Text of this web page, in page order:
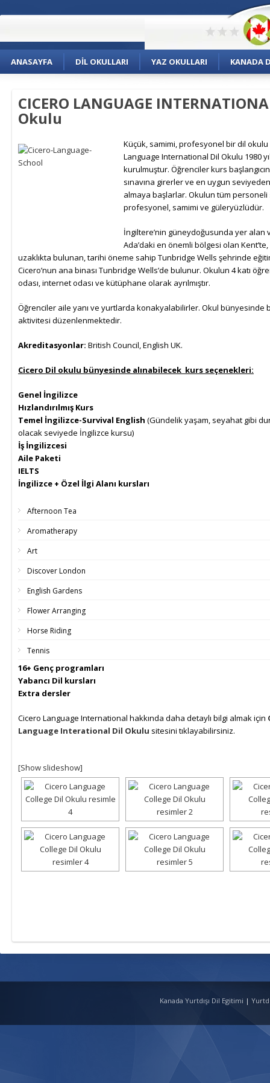
ANASAYFA DIL OKULLARI YAZ OKULLARI KANADA
CICERO LANGUAGE
Okulu
Küçük, samimi, profesyonel bir dil okulu
Language International Dil Okulu 1980
kurulmuştur. Öğrenciler kurs
sınavına girerler ve en uygun
almaya başlarlar. Okulun tüm
profesyonel, samimi ve güleryüzlüdür.
İngiltere’nin güneydoğusunda yer alan
Ada’daki en önemli bölgesi olan Kent’te,
uzaklıkta bulunan, tarihi öneme sahip Tunbridge Wells şehrinde
Cicero’nun ana binası Tunbridge Wells’de bulunur. Okulun 4 katı
odası, internet odası ve kütüphane olarak ayrılmıştır.
Öğrenciler aile yanı ve yurtlarda konakyalabilirler. Okul bünyesinde
aktivitesi düzenlenmektedir.
Akreditasyonlar: British Council, English UK.
Cicero Dil okulu bünyesinde alınabilecek kurs seçenekleri:
Genel İngilizce
Hızlandırılmış Kurs
Temel İngilizce-Survival English (Gündelik yaşam, seyahat gibi
olacak seviyede İngilizce kursu)
İş İngilizcesi
Aile Paketi
IELTS
İngilizce + Özel İlgi Alanı kursları
Afternoon Tea
Aromatherapy
Art
Discover London
English Gardens
Flower Arranging
Horse Riding
Tennis
16+ Genç programları
Yabancı Dil kursları
Extra dersler
Cicero Language International hakkında daha detaylı bilgi almak için
Language Interational Dil Okulu sitesini tıklayabilirsiniz.
[Show slideshow]
Kanada Yurtdışı Dil Egitimi |